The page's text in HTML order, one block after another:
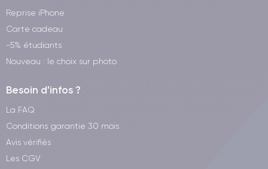
CertiDeal ?
Économie: prix jusqu’à 40 % inférieurs au neuf, avec des
remises pouvant atteindre 70 % sur certaines configurations.
appareil contribue à réduire les déchets électroniques et
Garantie 24 moiset21 jours de rétractation
le produit en toute sérénité.
Reprise iPhone
Carte cadeau
-5% étudiants
Nouveau : le choix sur photo
Besoin d'infos ?
La FAQ
Conditions garantie 30 mois
Avis vérifiés
Les CGV